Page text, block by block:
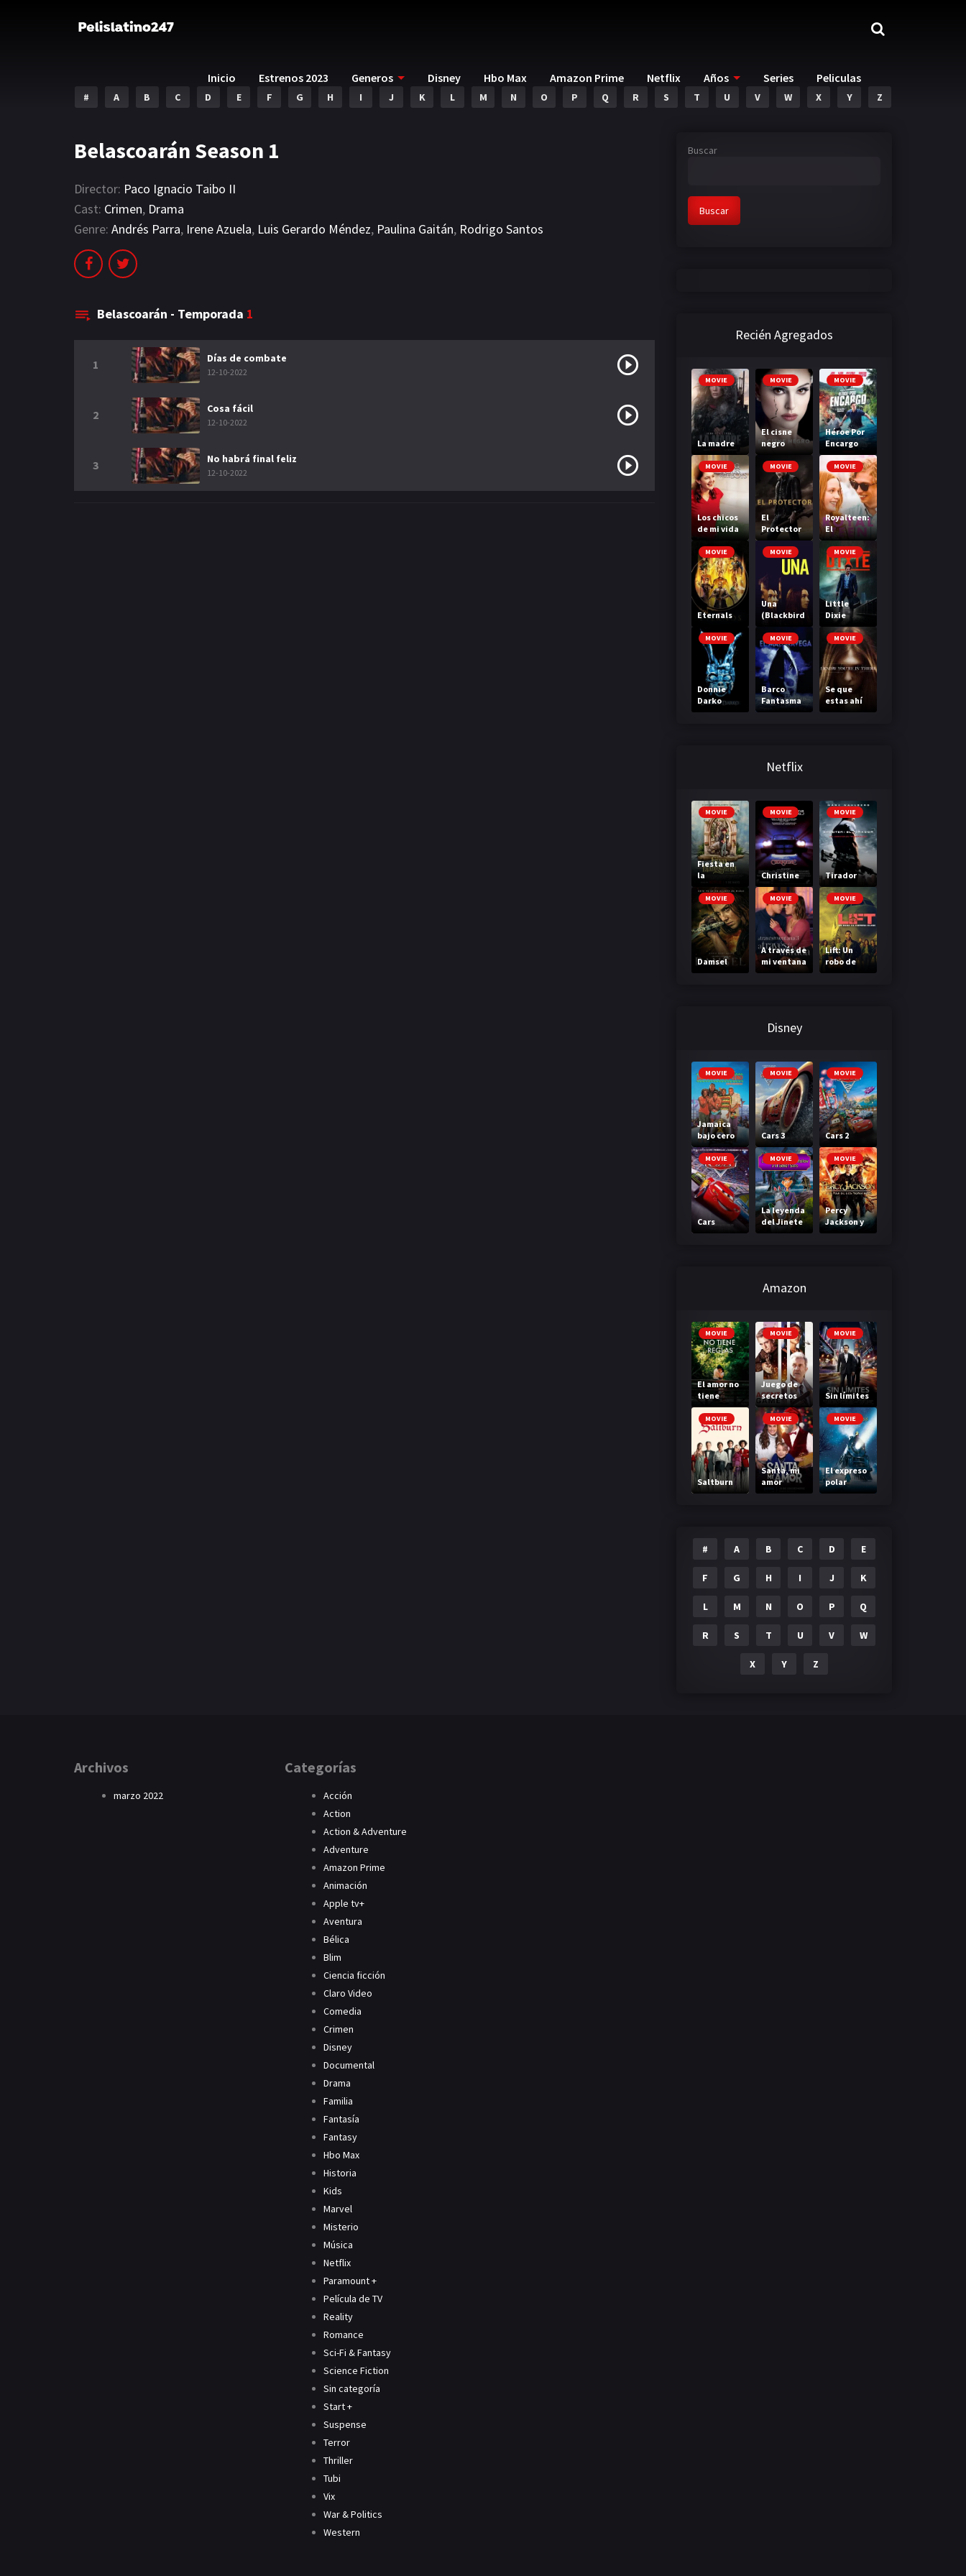
Inicio Estrenos 2023 Generos Disney Hbo Max Amazon Prime Netflix Años Series Peliculas
# A B C D E F G H I J K L M N O P Q R S T U V W X Y Z
Belascoarán Season 1
Director: Paco Ignacio Taibo II
Cast: Crimen, Drama
Genre: Andrés Parra, Irene Azuela, Luis Gerardo Méndez, Paulina Gaitán, Rodrigo Santos
Belascoarán - Temporada 1
1 Días de combate
12-10-2022
2 Cosa fácil
12-10-2022
3 No habrá final feliz
12-10-2022
Buscar
Buscar
Recién Agregados
MOVIE
La madre
MOVIE
El cisne
negro
MOVIE
Héroe Por
Encargo
MOVIE
Los chicos
de mi vida
MOVIE
El
Protector
MOVIE
Royalteen:
El
heredero
MOVIE
Eternals
MOVIE
Una
(Blackbird
MOVIE
Little
Dixie
MOVIE
Donnie
Darko
MOVIE
Barco
Fantasma
MOVIE
Se que
estas ahí
Netflix
MOVIE
Fiesta en
la
Madriguer
a
MOVIE
Christine
MOVIE
Tirador
MOVIE
Damsel
MOVIE
A través de
mi ventana
3: A través
MOVIE
Lift: Un
robo de
primera
Disney
MOVIE
Jamaica
bajo cero
MOVIE
Cars 3
MOVIE
Cars 2
MOVIE
Cars
MOVIE
La leyenda
del Jinete
sin cabeza
MOVIE
Percy
Jackson y
el mar de
Amazon
MOVIE
El amor no
tiene
reglas
MOVIE
Juego de
secretos
MOVIE
Sin límites
MOVIE
Saltburn
MOVIE
Santa, mi
amor
MOVIE
El expreso
polar
# A B C D E
F G H I J K
L M N O P Q
R S T U V W
X Y Z
Archivos
marzo 2022
Categorías
Acción
Action
Action & Adventure
Adventure
Amazon Prime
Animación
Apple tv+
Aventura
Bélica
Blim
Ciencia ficción
Claro Video
Comedia
Crimen
Disney
Documental
Drama
Familia
Fantasía
Fantasy
Hbo Max
Historia
Kids
Marvel
Misterio
Música
Netflix
Paramount +
Película de TV
Reality
Romance
Sci-Fi & Fantasy
Science Fiction
Sin categoría
Start +
Suspense
Terror
Thriller
Tubi
Vix
War & Politics
Western